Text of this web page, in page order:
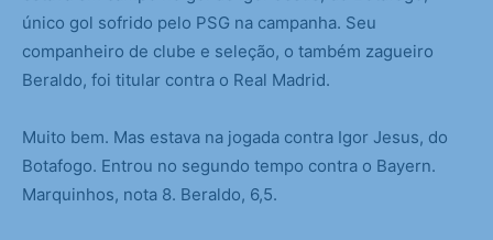
único gol sofrido pelo PSG na campanha. Seu
companheiro de clube e seleção, o também zagueiro
Beraldo, foi titular contra o Real Madrid.
Muito bem. Mas estava na jogada contra Igor Jesus, do
Botafogo. Entrou no segundo tempo contra o Bayern.
Marquinhos, nota 8. Beraldo, 6,5.